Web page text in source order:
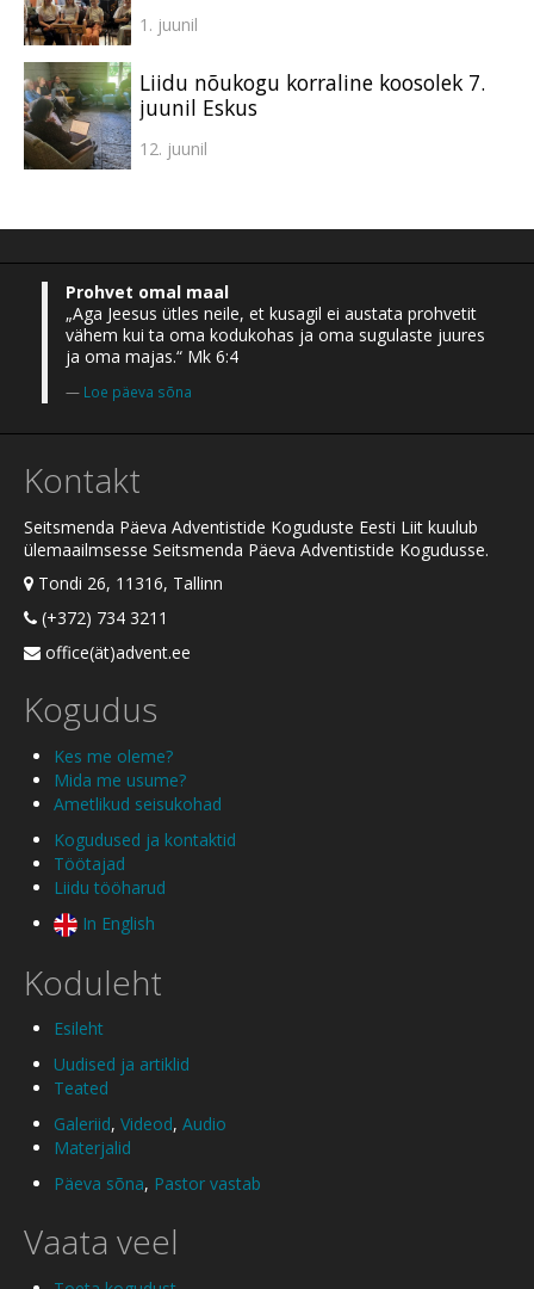
1. juunil
Liidu nõukogu korraline koosolek 7.
juunil Eskus
12. juunil
Prohvet omal maal
„Aga Jeesus ütles neile, et kusagil ei austata prohvetit
vähem kui ta oma kodukohas ja oma sugulaste juures
ja oma majas.“ Mk 6:4
Loe päeva sõna
Kontakt
Seitsmenda Päeva Adventistide Koguduste Eesti Liit kuulub
ülemaailmsesse Seitsmenda Päeva Adventistide Kogudusse.
Tondi 26, 11316, Tallinn
(+372) 734 3211
office(ät)advent.ee
Kogudus
Kes me oleme?
Mida me usume?
Ametlikud seisukohad
Kogudused ja kontaktid
Töötajad
Liidu tööharud
In English
Koduleht
Esileht
Uudised ja artiklid
Teated
Galeriid, Videod, Audio
Materjalid
Päeva sõna, Pastor vastab
Vaata veel